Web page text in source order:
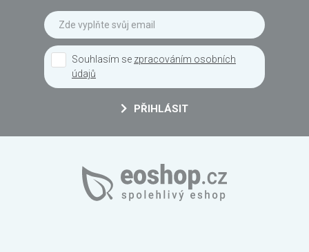
Souhlasím se zpracováním osobních
údajů
PŘIHLÁSIT